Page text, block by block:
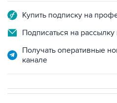
Подписаться на рассылку
Получать оперативные